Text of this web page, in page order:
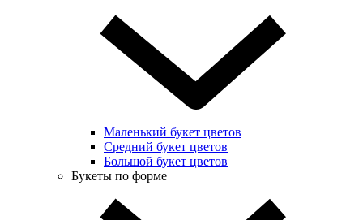
Маленький букет цветов
Средний букет цветов
Большой букет цветов
Букеты по форме